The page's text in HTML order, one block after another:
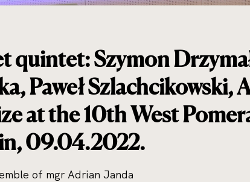
quintet: Szymon
Paweł
at the 10th West
09.04.2022.
of mgr Adrian Janda